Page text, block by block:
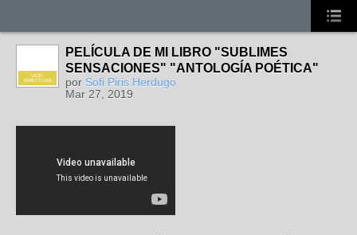
VICE-
DIRECTORA
PELÍCULA DE MI LIBRO "SUBLIMES
SENSACIONES" "ANTOLOGÍA POÉTICA"
por Sofi Piris Herdugo
Mar 27, 2019